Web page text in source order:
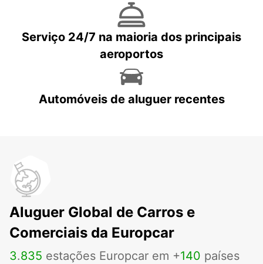
Serviço 24/7 na maioria dos principais
aeroportos
Automóveis de aluguer recentes
Aluguer Global de Carros e
Comerciais da Europcar
3.835 estações Europcar em +140 países